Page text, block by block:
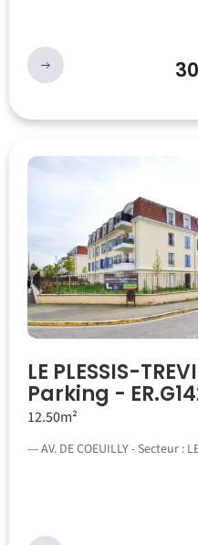
LE PLESSIS-
Parking -
12.50m²
--- AV. DE COEUILLY - Secteur :